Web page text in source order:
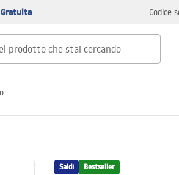
Gratuita Codice
Saldi Bestseller